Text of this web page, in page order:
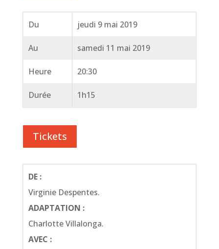
Du jeudi 9 mai 2019
Au samedi 11 mai 2019
Heure 20:30
Durée 1h15
Tickets
DE :
Virginie Despentes.
ADAPTATION :
Charlotte Villalonga.
AVEC :